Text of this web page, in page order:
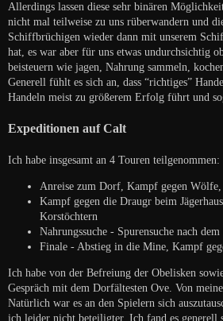
Allerdings lassen diese sehr binären
nicht mal teilweise zu uns rüberwandern und
Schiffbrüchigen wieder dann mit unserem
hat, es war aber für uns etwas undurchsichtig
beisteuern wie jagen, Nahrung sammeln,
Generell fühlt es sich an, dass “richtiges”
Handeln meist zu größerem Erfolg führt und
Expeditionen auf Calt
Ich habe insgesamt an 4 Touren teilgenommen:
Anreise zum Dorf, Kampf gegen
Kampf gegen die Draugr beim
Korstöchtern
Nahrungssuche - Spurensuche nach
Finale - Abstieg in die Mine, Kampf
Ich habe von der Befreiung der Obelisken
Gespräch mit dem Dorfältesten Ove. Von
Natürlich war es an den Spielern sich
ich leider nicht beteiligter. Ich fand es generell